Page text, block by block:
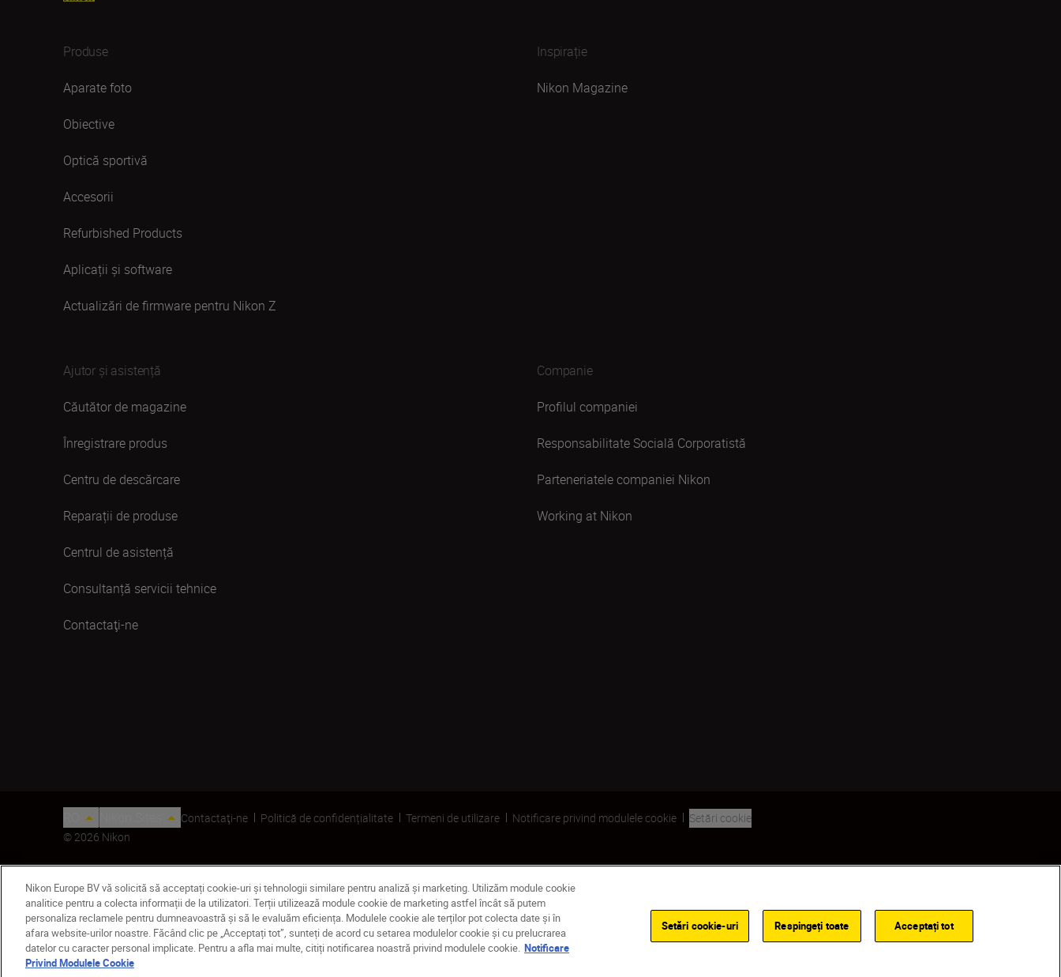
Suport acumulator MS-D14
Produse
Aparate foto
Obiective
Optică sportivă
Accesorii
Refurbished Products
Aplicații și software
Actualizări de firmware pentru Nikon Z
Inspirație
Nikon Magazine
Ajutor și asistență
Căutător de magazine
Înregistrare produs
Centru de descărcare
Reparații de produse
Centrul de asistență
Consultanță servicii tehnice
Contactaţi-ne
Companie
Profilul companiei
Responsabilitate Socială Corporatistă
Parteneriatele companiei Nikon
Working at Nikon
Contactaţi-ne Politică de confidențialitate Termeni de utilizare Notificare privind modulele cookie
Setări cookie
© 2026 Nikon
Nikon Europe BV vă solicită să acceptați cookie-uri și tehnologii similare pentru analiză și marketing. Utilizăm module cookie
analitice pentru a colecta informații de la utilizatori. Terții utilizează module cookie de marketing astfel încât să putem
personaliza reclamele pentru dumneavoastră și să le evaluăm eficiența. Modulele cookie ale terților pot colecta date și în
afara website-urilor noastre. Făcând clic pe „Acceptați tot”, sunteți de acord cu setarea modulelor cookie și cu prelucrarea
datelor cu caracter personal implicate. Pentru a afla mai multe, citiți notificarea noastră privind modulele cookie. Notificare
Privind Modulele Cookie
Setări cookie-uri Respingeți toate Acceptați tot